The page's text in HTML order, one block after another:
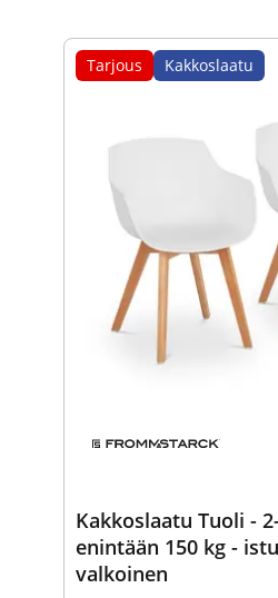
Tarjous Kakkoslaatu
Kakkoslaatu Tuoli -
enintään 150 kg -
valkoinen